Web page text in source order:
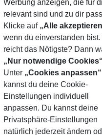
by FERGUS
4
entfernt liegt das Hotel BPM
km. Zu einem Supermarkt
35 km. In der Umgebung
Das klimatisierte Hotel
Gebühr) sowie über eine TV-
Liegestühle und
sich vom Hotelpersonal
Aufgrund seiner
geeignet.Verpflegung Als
Abendessen werden ebenfalls
Werbung anzeigen, die für
relevant sind und zu dir
Klicke auf „Alle
wenn du einverstanden bist.
reicht das Nötigste? Dann
„Nur notwendige Cookies“
Unter „Cookies anpassen“
kannst du deine Cookie-
Einstellungen individuell
anpassen. Du kannst deine
Privatsphäre-Einstellungen
natürlich jederzeit ändern